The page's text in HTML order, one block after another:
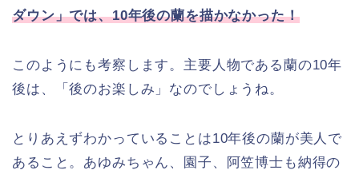
ダウン」では、10年後の蘭を描かなかった！
このようにも考察します。主要人物である蘭の10年
後は、「後のお楽しみ」なのでしょうね。
とりあえずわかっていることは10年後の蘭が美人で
あること。あゆみちゃん、園子、阿笠博士も納得の